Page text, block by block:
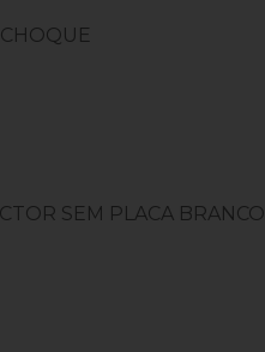
SEM PLACA BRANCO